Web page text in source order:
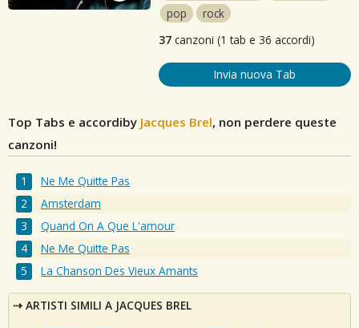
pop
rock
37 canzoni (1 tab e 36 accordi)
Invia nuova Tab
Top Tabs e accordiby Jacques Brel, non perdere queste
canzoni!
Ne Me Quitte Pas
Amsterdam
Quand On A Que L'amour
Ne Me Quitte Pas
La Chanson Des Vieux Amants
ARTISTI SIMILI A JACQUES BREL